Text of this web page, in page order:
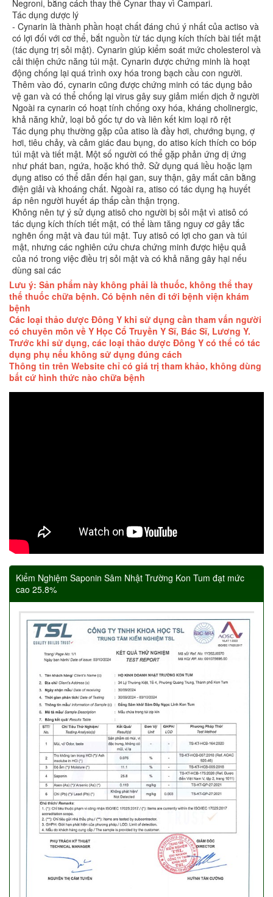
Negroni, bằng cách thay thế Cynar thay vì Campari.
Tác dụng dược lý
- Cynarin là thành phần hoạt chất đáng chú ý nhất của actiso và
có lợi đối với cơ thể, bắt nguồn từ tác dụng kích thích bài tiết mật
(tác dụng trị sỏi mật). Cynarin giúp kiểm soát mức cholesterol và
cải thiện chức năng túi mật. Cynarin được chứng minh là hoạt
động chống lại quá trình oxy hóa trong bạch cầu con người.
Thêm vào đó, cynarin cũng được chứng minh có tác dụng bảo
vệ gan và có thể chống lại virus gây suy giảm miến dịch ở người
Ngoài ra cynarin có hoạt tính chống oxy hóa, kháng cholinergic,
khả năng khử, loại bỏ gốc tự do và liên kết kim loại rõ rệt
Tác dụng phụ thường gặp của atiso là đầy hơi, chướng bụng, ợ
hơi, tiêu chảy, và cảm giác đau bụng, do atiso kích thích co bóp
túi mật và tiết mật. Một số người có thể gặp phản ứng dị ứng
như phát ban, ngứa, hoặc khó thở. Sử dụng quá liều hoặc lạm
dụng atiso có thể dẫn đến hại gan, suy thận, gây mất cân bằng
điện giải và khoáng chất. Ngoài ra, atiso có tác dụng hạ huyết
áp nên người huyết áp thấp cần thận trọng.
Không nên tự ý sử dụng atisô cho người bị sỏi mật vì atisô có
tác dụng kích thích tiết mật, có thể làm tăng nguy cơ gây tắc
nghẽn ống mật và đau túi mật. Tuy atisô có lợi cho gan và túi
mật, nhưng các nghiên cứu chưa chứng minh được hiệu quả
của nó trong việc điều trị sỏi mật và có khả năng gây hại nếu
dùng sai các
Lưu ý: Sản phẩm này không phải là thuốc, không thể thay
thế thuốc chữa bệnh. Có bệnh nên đi tới bệnh viện khám
bệnh
Các loại thảo dược Đông Y khi sử dụng cần tham vấn người
có chuyên môn về Y Học Cổ Truyền Y Sĩ, Bác Sĩ, Lương Y.
Trước khi sử dụng, các loại thảo dược Đông Y có thể có tác
dụng phụ nếu không sử dụng đúng cách
Thông tin trên Website chỉ có giá trị tham khảo, không dùng
bất cứ hình thức nào chữa bệnh
Kiểm Nghiệm Saponin Sâm Nhật Trường Kon Tum đạt mức
cao 25.8%